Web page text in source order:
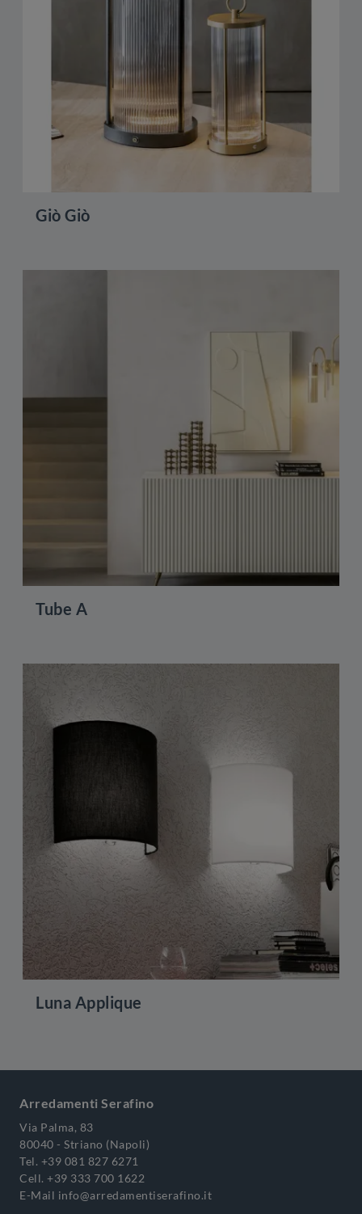
Giò Giò
Tube A
Luna Applique
Arredamenti Serafino
Via Palma, 83
80040 - Striano (Napoli)
Tel. +39 081 827 6271
Cell. +39 333 700 1622
E-Mail info@arredamentiserafino.it